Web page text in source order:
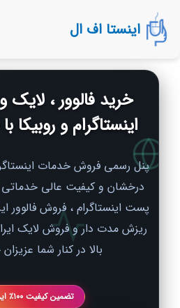
اینستا اف ال
محتوا
خرید فالوور ، لایک
اینستاگرام و
پنل رسمی فروش خدمات
درخشان و کیفیت عالی خدماتی
پست اینستاگرام ، فروش فالوور
ریزش مدت دار و فروش لایک
بالا در کنار شما
تضمین کیفیت ۱۰۰٪ ایرانی
دیدگاه‌های
تازه‌تر
دیدگاه‌های
تازه‌تر